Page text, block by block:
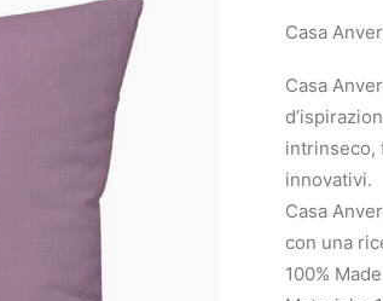
Casa
Casa
intrinseco,
innovativi.
Casa
con una
100%